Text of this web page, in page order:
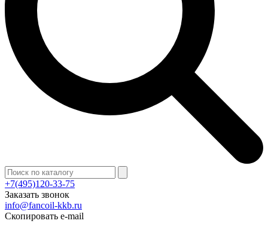
+7(495)120-33-75
Заказать звонок
info@fancoil-kkb.ru
Скопировать e-mail